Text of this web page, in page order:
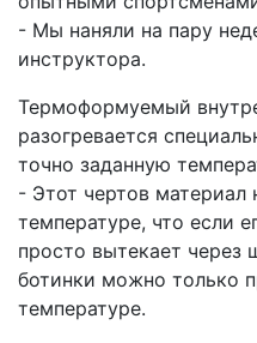
- Мы наняли на пару
инструктора.
Термоформуемый
разогревается
точно заданную
- Этот чертов материал
температуре, что если
просто вытекает
ботинки можно только
температуре.